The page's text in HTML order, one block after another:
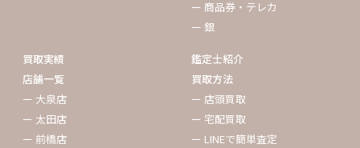
ー 商品券・テレカ
ー 銀
買取実績
店舗一覧
ー 大泉店
ー 太田店
ー 前橋店
鑑定士紹介
買取方法
ー 店頭買取
ー 宅配買取
ー LINEで簡単査定